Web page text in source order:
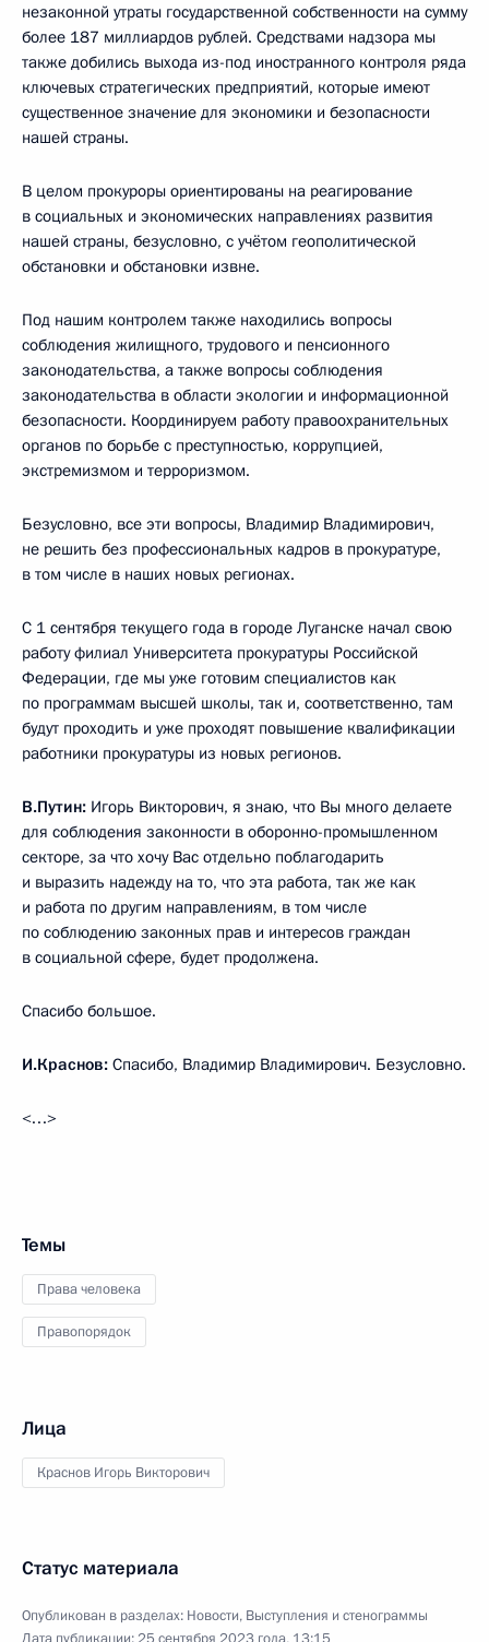
незаконной утраты государственной собственности на сумму
более 187 миллиардов рублей. Средствами надзора мы
также добились выхода из-под иностранного контроля ряда
ключевых стратегических предприятий, которые имеют
существенное значение для экономики и безопасности
нашей страны.
В целом прокуроры ориентированы на реагирование
в социальных и экономических направлениях развития
нашей страны, безусловно, с учётом геополитической
обстановки и обстановки извне.
Под нашим контролем также находились вопросы
соблюдения жилищного, трудового и пенсионного
законодательства, а также вопросы соблюдения
законодательства в области экологии и информационной
безопасности. Координируем работу правоохранительных
органов по борьбе с преступностью, коррупцией,
экстремизмом и терроризмом.
Безусловно, все эти вопросы, Владимир Владимирович,
не решить без профессиональных кадров в прокуратуре,
в том числе в наших новых регионах.
С 1 сентября текущего года в городе Луганске начал свою
работу филиал Университета прокуратуры Российской
Федерации, где мы уже готовим специалистов как
по программам высшей школы, так и, соответственно, там
будут проходить и уже проходят повышение квалификации
работники прокуратуры из новых регионов.
В.Путин: Игорь Викторович, я знаю, что Вы много делаете
для соблюдения законности в оборонно-промышленном
секторе, за что хочу Вас отдельно поблагодарить
и выразить надежду на то, что эта работа, так же как
и работа по другим направлениям, в том числе
по соблюдению законных прав и интересов граждан
в социальной сфере, будет продолжена.
Спасибо большое.
И.Краснов: Спасибо, Владимир Владимирович. Безусловно.
<…>
Темы
Права человека
Правопорядок
Лица
Краснов Игорь Викторович
Статус материала
Опубликован в разделах: Новости, Выступления и стенограммы